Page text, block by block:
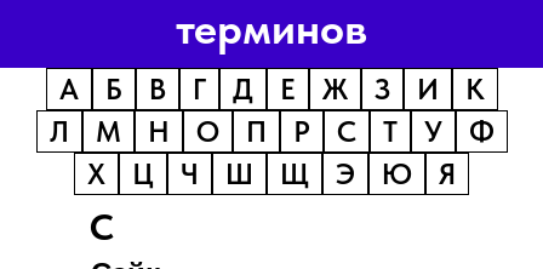
терминов
А Б В Г Д Е Ж З И
К
Л
М Н О П Р С Т У
Ф
Х
Ц Ч Ш Щ Э Ю Я
С